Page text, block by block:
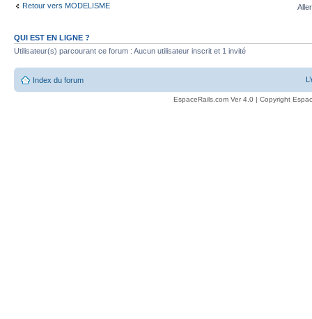
Retour vers MODELISME
QUI EST EN LIGNE ?
Utilisateur(s) parcourant ce forum : Aucun utilisateur inscrit et 1 invité
Index du forum
EspaceRails.com Ver 4.0 | Copyright